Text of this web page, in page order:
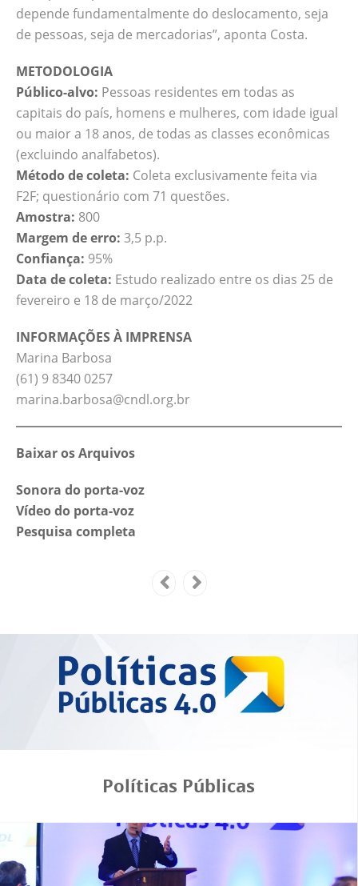
depende fundamentalmente do deslocamento, seja
de pessoas, seja de mercadorias”, aponta Costa.
METODOLOGIA
Público-alvo: Pessoas residentes em todas as
capitais do país, homens e mulheres, com idade igual
ou maior a 18 anos, de todas as classes econômicas
(excluindo analfabetos).
Método de coleta: Coleta exclusivamente feita via
F2F; questionário com 71 questões.
Amostra: 800
Margem de erro: 3,5 p.p.
Confiança: 95%
Data de coleta: Estudo realizado entre os dias 25 de
fevereiro e 18 de março/2022
INFORMAÇÕES À IMPRENSA
Marina Barbosa
(61) 9 8340 0257
marina.barbosa@cndl.org.br
Baixar os Arquivos
Sonora do porta-voz
Vídeo do porta-voz
Pesquisa completa
Políticas Públicas